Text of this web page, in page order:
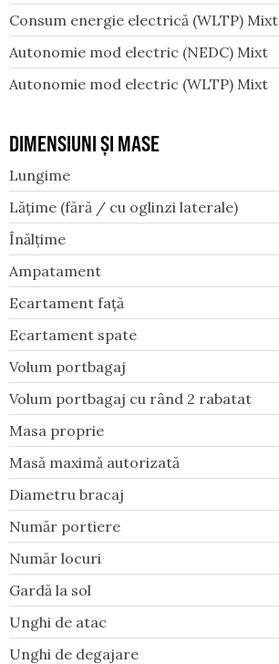
Consum energie electrică (WLTP) Mixt
Autonomie mod electric (NEDC) Mixt
Autonomie mod electric (WLTP) Mixt
DIMENSIUNI ȘI MASE
Lungime
Lățime (fără / cu oglinzi laterale)
Înălțime
Ampatament
Ecartament față
Ecartament spate
Volum portbagaj
Volum portbagaj cu rând 2 rabatat
Masa proprie
Masă maximă autorizată
Diametru bracaj
Număr portiere
Număr locuri
Gardă la sol
Unghi de atac
Unghi de degajare